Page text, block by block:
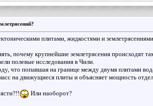
плитами, жидкостями и
почему крупнейшие землетрясения происходят
полевые исследования в Чили.
что попавшая на границе между двумя плитами
на движущиеся плиты и объясняет мощность
Или наоборот?